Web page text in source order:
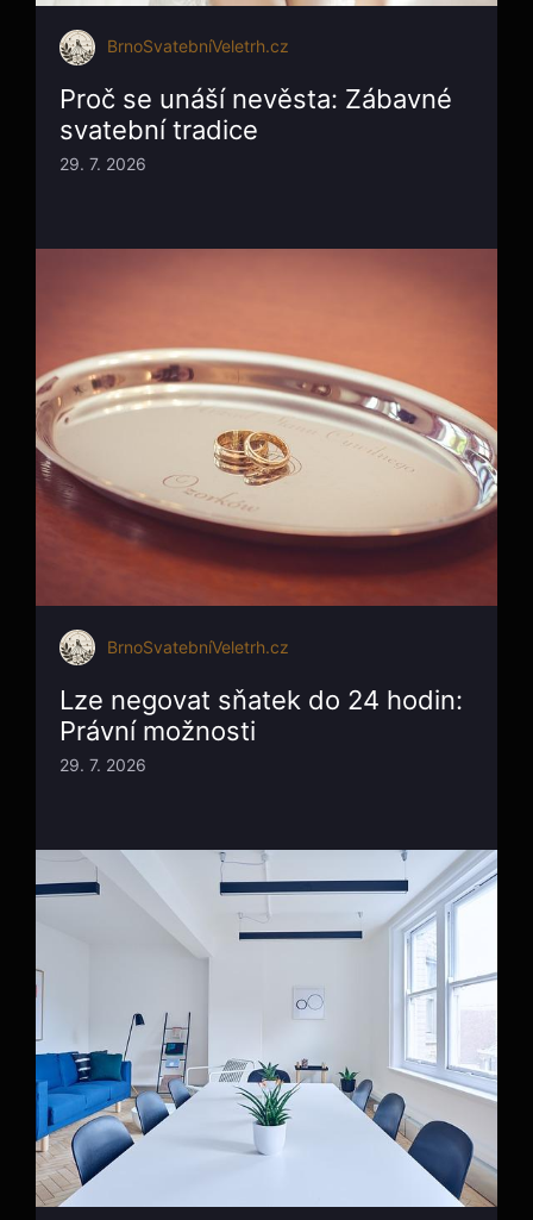
BrnoSvatebníVeletrh.cz
Proč se unáší nevěsta: Zábavné
svatební tradice
29. 7. 2026
BrnoSvatebníVeletrh.cz
Lze negovat sňatek do 24 hodin:
Právní možnosti
29. 7. 2026